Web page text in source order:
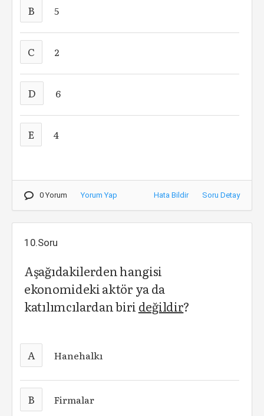
B 5
C 2
D 6
E 4
0 Yorum Yorum Yap Hata Bildir Soru Detay
10.Soru
Aşağıdakilerden hangisi
ekonomideki aktör ya da
katılımcılardan biri değildir?
A Hanehalkı
B Firmalar